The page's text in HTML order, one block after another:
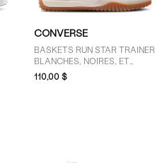
CONVERSE
BASKETS RUN STAR TRAINER
BLANCHES, NOIRES, ET
GOMME
110,00 $